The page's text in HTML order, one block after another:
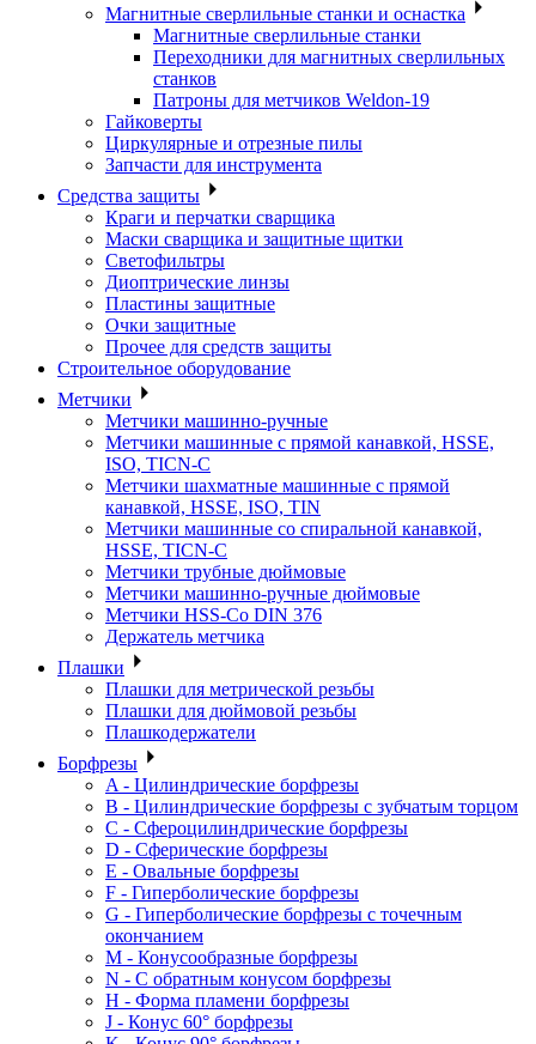
Магнитные сверлильные станки и оснастка
Магнитные сверлильные станки
Переходники для магнитных сверлильных
станков
Патроны для метчиков Weldon-19
Гайковерты
Циркулярные и отрезные пилы
Запчасти для инструмента
Средства защиты
Краги и перчатки сварщика
Маски сварщика и защитные щитки
Светофильтры
Диоптрические линзы
Пластины защитные
Очки защитные
Прочее для средств защиты
Строительное оборудование
Метчики
Метчики машинно-ручные
Метчики машинные с прямой канавкой, HSSE,
ISO, TICN-C
Метчики шахматные машинные с прямой
канавкой, HSSE, ISO, TIN
Метчики машинные со спиральной канавкой,
HSSE, TICN-C
Метчики трубные дюймовые
Метчики машинно-ручные дюймовые
Метчики HSS-Co DIN 376
Держатель метчика
Плашки
Плашки для метрической резьбы
Плашки для дюймовой резьбы
Плашкодержатели
Борфрезы
A - Цилиндрические борфрезы
B - Цилиндрические борфрезы с зубчатым торцом
C - Сфероцилиндрические борфрезы
D - Сферические борфрезы
E - Овальные борфрезы
F - Гиперболические борфрезы
G - Гиперболические борфрезы с точечным
окончанием
M - Конусообразные борфрезы
N - С обратным конусом борфрезы
H - Форма пламени борфрезы
J - Конус 60° борфрезы